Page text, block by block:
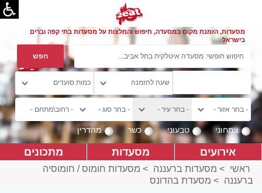
מסעדות, הזמנת מקום במסעדה, חיפוש והמלצות על מסעדות בתי קפה וברים
בישראל
צמחוני טבעוני כשר מהדרין
אירועים מסעדות מתכונים
ראשי > מסעדות ברעננה > מסעדות חומוס / חומוסיה
ברעננה > מסעדת בהדונס